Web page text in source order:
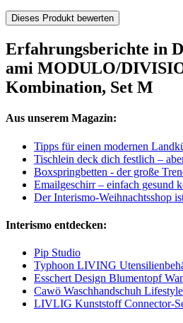
Dieses Produkt bewerten
Erfahrungsberichte in
ami MODULO/
Kombination, Set M
Aus unserem Magazin:
Tipps für einen modernen
Tischlein deck dich festlich –
Boxspringbetten - der große
Emailgeschirr – einfach gesund
Der Interismo-Weihnachtsshop
Interismo entdecken:
Pip Studio
Typhoon LIVING
Esschert Design Blumentopf
Cawö Waschhandschuh
LIVLIG Kunststoff Connector-